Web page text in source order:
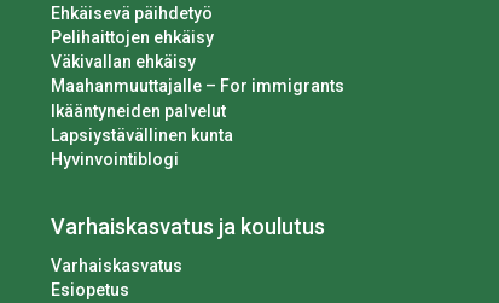
Ehkäisevä päihdetyö
Pelihaittojen ehkäisy
Väkivallan ehkäisy
Maahanmuuttajalle – For immigrants
Ikääntyneiden palvelut
Lapsiystävällinen kunta
Hyvinvointiblogi
Varhaiskasvatus ja koulutus
Varhaiskasvatus
Esiopetus